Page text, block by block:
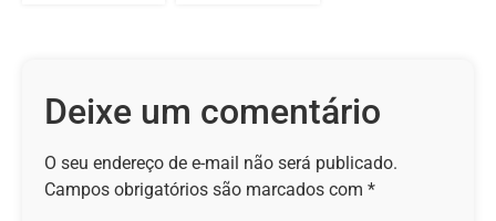
Deixe um comentário
O seu endereço de e-mail não será publicado.
Campos obrigatórios são marcados com *